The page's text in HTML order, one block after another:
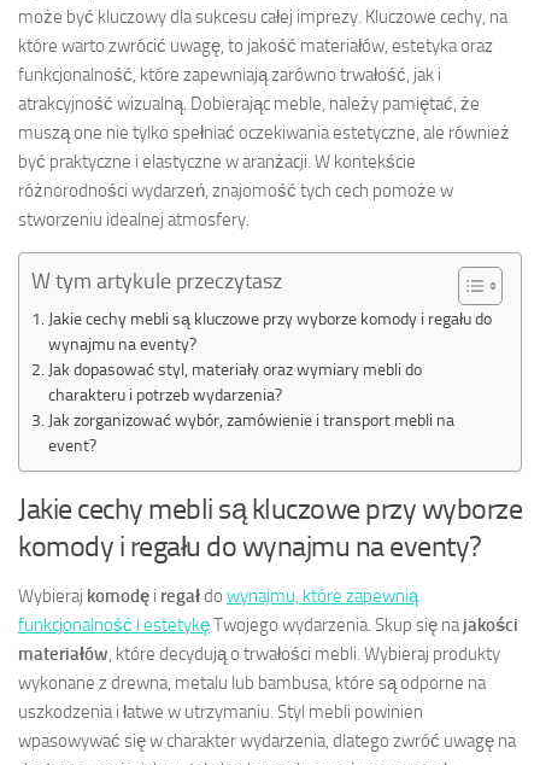
może być kluczowy dla sukcesu całej imprezy. Kluczowe cechy, na
które warto zwrócić uwagę, to jakość materiałów, estetyka oraz
funkcjonalność, które zapewniają zarówno trwałość, jak i
atrakcyjność wizualną. Dobierając meble, należy pamiętać, że
muszą one nie tylko spełniać oczekiwania estetyczne, ale również
być praktyczne i elastyczne w aranżacji. W kontekście
różnorodności wydarzeń, znajomość tych cech pomoże w
stworzeniu idealnej atmosfery.
W tym artykule przeczytasz
Jakie cechy mebli są kluczowe przy wyborze komody i regału do
wynajmu na eventy?
Jak dopasować styl, materiały oraz wymiary mebli do
charakteru i potrzeb wydarzenia?
Jak zorganizować wybór, zamówienie i transport mebli na
event?
Jakie cechy mebli są kluczowe przy wyborze
komody i regału do wynajmu na eventy?
Wybieraj komodę i regałdo wynajmu, które zapewnią
funkcjonalność i estetykęTwojego wydarzenia. Skup się na jakości
materiałów , które decydują o trwałości mebli. Wybieraj produkty
wykonane z drewna, metalu lub bambusa, które są odporne na
uszkodzenia i łatwe w utrzymaniu. Styl mebli powinien
wpasowywać się w charakter wydarzenia, dlatego zwróć uwagę na